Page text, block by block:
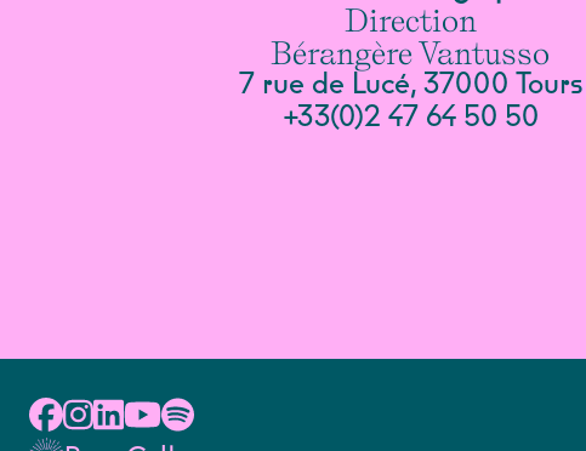
Direction
Bérangère Vantusso
7 rue de Lucé, 37000 Tours
+33(0)2 47 64 50 50